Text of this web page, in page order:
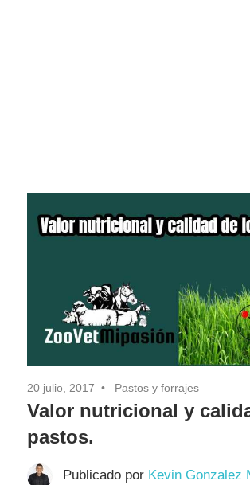
20 julio, 2017 Pastos y forrajes
Valor nutricional y
pastos.
Publicado por Kevin Gonzalez